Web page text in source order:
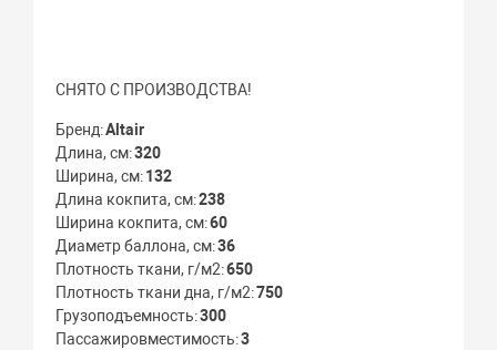
СНЯТО С ПРОИЗВОДСТВА!
Бренд Altair
Длина, см 320
Ширина, см 132
Длина кокпита, см 238
Ширина кокпита, см 60
Диаметр баллона, см 36
Плотность ткани, г/м2 650
Плотность ткани дна, г/м2 750
Грузоподъемность 300
Пассажировместимость 3